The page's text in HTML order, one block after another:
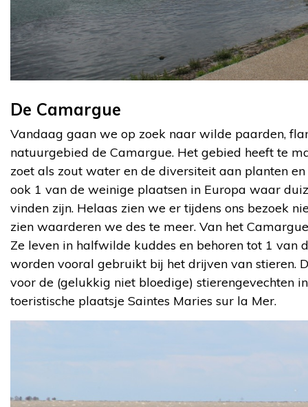
De Camargue
Vandaag gaan we op zoek naar wilde paarden,
natuurgebied de Camargue. Het gebied heeft te
zoet als zout water en de diversiteit aan planten
ook 1 van de weinige plaatsen in Europa waar
vinden zijn. Helaas zien we er tijdens ons bezoek
zien waarderen we des te meer. Van het
Ze leven in halfwilde kuddes en behoren tot 1 van
worden vooral gebruikt bij het drijven van stieren.
voor de (gelukkig niet bloedige) stierengevechten
toeristische plaatsje Saintes Maries sur la Mer.